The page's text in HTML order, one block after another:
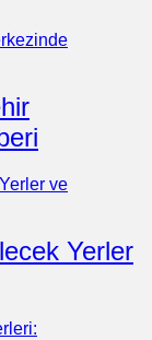
Yerler